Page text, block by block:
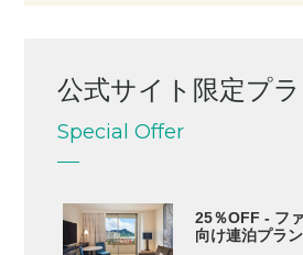
公式サイト限定プ
Special Offer
25％OFF - フ
向け連泊プラン